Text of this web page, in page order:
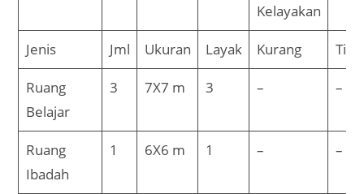
Kelayakan
Jenis Jml Ukuran Layak Kurang
Ruang
Belajar
3 7X7 m 3 – –
Ruang
Ibadah
1 6X6 m 1 – –